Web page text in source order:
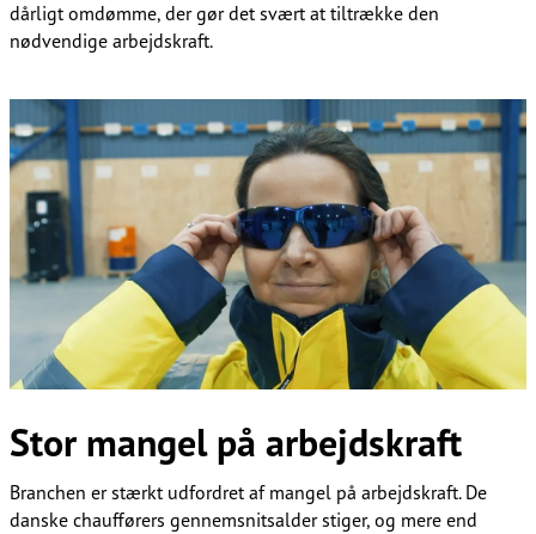
dårligt omdømme, der gør det svært at tiltrække den
nødvendige arbejdskraft.​​​​‌ ‍ ​‍​‍‌‍ ‌ ​‍‌‍‍‌‌‍‌ ‌‍‍‌‌‍ ‍​‍​‍​ ‍‍​‍​‍‌ ​ ‌‍​‌‌‍ ‍‌‍‍‌‌ ‌​‌ ‍‌​‍ ‍‌‍‍‌‌‍ ​‍​‍​‍ ​​‍​‍‌‍‍​‌ ​‍‌‍‌‌‌‍‌‍​‍​‍​ ‍‍​‍​‍‌‍‍​‌ ‌​‌ ‌​‌ ​​‌ ​ ​ ‍‍​‍ ​‍ ‌ ‌​‌ ‌‌​‍ ‍‌ ​ ‌‍​‌‌‍ ‍‌‍‍‌‌ ‌​‌ ‍‌​‍ ‍‌ ​ ‌ ‌​‌ ‌‌‌‍‌​‌‍‍‌‌‍ ​‍ ‌‍‍‌‌‍ ‍‌ ‌​‌‍‌‌‌‍ ‍‌ ‌​​‍ ‌‍‌‌‌‍‌​‌‍‍‌‌ ‌​​‍ ‌‍ ‌‌‍ ‌‍‌​‌‍‌‌​ ‌‌ ​​‌ ​‍‌‍‌‌‌ ​ ‌‍‌‌‌‍ ‍‌ ‌​‌‍​‌‌ ‌​‌‍‍‌‌‍ ‌‍ ‍​ ‍ ‌‍‍‌‌‍‌​​ ‌‌ ​​‌‍​‌‌‍‌ ‌‍‌‌​‍ ‌‌‍‍‍‌‍ ‌‍​‍​‍ ‌‌‍‍‌​‍ ‌‌ ‌​‌ ​‍‌‍​‌‌‍ ‍‌ ​ ‌ ​​‌‍ ‌ ​‍‌ ‌​​ ‍ ‌ ‌​‌ ‍‌‌ ​​‌‍‌‌​ ‌‌ ​​‌‍​‌‌‍‌ ‌‍‌‌​ ‍ ‌ ​​‌‍​‌‌ ‌​‌‍‍​​ ‌‌ ​ ‌‍‌‌‌‍​ ‌ ‌​‌‍‍‌‌‍ ‌‍ ‍‌ ​ ​‍‌‌​ ‌‌‌​​‍‌‌ ‌‍‍ ‌‍‌‌‌ ‍‌​‍‌‌​ ​ ‌​‌​​‍‌‌​ ​ ‌​‌​​‍‌‌​ ​‍​ ​‍​ ​ ​ ‌ ‌‍‌​​ ‌‌​ ​ ​ ‍​‌‍​ ‌‍​‌​‍‌‌​ ​‍​ ​‍​‍‌‌​ ‌‌‌​‌​​‍ ‍‌‍​ ‌‍ ‌‍ ‍‌ ‌​‌‍‌‌‌‍ ‍‌ ‌​​‍‌‌​ ‌‌‌​​‍‌‌ ‌‍‍ ‌‍‌‌‌ ‍‌​‍‌‌​ ​ ‌​‌​​‍‌‌​ ​ ‌​‌​​‍‌‌​ ​‍​ ​‍‌‍​ ​ ‍​​ ​​​ ‍​‌‍​ ​ ‍‌​ ‌‌​ ‌ ​‍‌‌​ ​‍​ ​‍​‍‌‌​ ‌‌‌​‌​​‍ ‍‌‍​‍‌‍ ‌‍‌​‌ ‍‌​‍‌‌​ ‌‌‌​​‍‌‌ ‌‍‍ ‌‍‌‌‌ ‍‌​‍‌‌​ ​ ‌​‌​​‍‌‌​ ​ ‌​‌​​‍‌‌​ ​‍​ ​‍​ ‍‌‌‍‌‍​ ​ ​ ‌‍​ ​​‌‍​‍​ ​​​ ‍​​‍‌‌​ ​‍​ ​‍​‍‌‌​ ‌‌‌​‌​​‍ ‍‌‍​ ‌‍‍​‌‍‍‌‌‍ ​‌‍‌​‌ ​‍‌‍‌‌‌‍ ‍​‍‌‌​ ‌‌‌​​‍‌‌ ‌‍‍ ‌‍‌‌‌ ‍‌​‍‌‌​ ​ ‌​‌​​‍‌‌​ ​ ‌​‌​​‍‌‌​ ​‍​ ​‍​ ‌‌​ ‌‌​ ​‍‌‍​‌​ ‌ ​ ‍​‌‍​‌‌‍‌​​‍‌‌​ ​‍​ ​‍​‍‌‌​ ‌‌‌​‌​​‍ ‍‌ ‌​‌‍‌‌‌ ‍​‌ ‌​​ ‌‍​‍‌‍​‌‌ ​ ‌‍‌‌‌‌‌‌‌ ​‍‌‍ ​​ ‌‌‍‍​‌ ‌​‌ ‌​‌ ​​‌ ​ ​‍‌‌​ ​ ‌​​‌​‍‌‌​ ​‍‌​‌‍​‍‌‌​ ​‍‌​‌‍‌ ‌​‌ ‌‌​‍ ‍‌ ​ ‌‍​‌‌‍ ‍‌‍‍‌‌ ‌​‌ ‍‌​‍ ‍‌ ​ ‌ ‌​‌ ‌‌‌‍‌​‌‍‍‌‌‍ ​‍‌‍‌‍‍‌‌‍‌​​ ‌‌ ​​‌‍​‌‌‍‌ ‌‍‌‌​‍ ‌‌‍‍‍‌‍ ‌‍​‍​‍ ‌‌‍‍‌​‍ ‌‌ ‌​‌ ​‍‌‍​‌‌‍ ‍‌ ​ ‌ ​​‌‍ ‌ ​‍‌ ‌​​‍‌‍‌ ‌​‌ ‍‌‌ ​​‌‍‌‌​ ‌‌ ​​‌‍​‌‌‍‌ ‌‍‌‌​‍‌‍‌ ​​‌‍​‌‌ ‌​‌‍‍​​ ‌‌ ​ ‌‍‌‌‌‍​ ‌ ‌​‌‍‍‌‌‍ ‌‍ ‍‌ ​ ​‍‌‌​ ‌‌‌​​‍‌‌ ‌‍‍ ‌‍‌‌‌ ‍‌​‍‌‌​ ​ ‌​‌​​‍‌‌​ ​ ‌​‌​​‍‌‌​ ​‍​ ​‍​ ​ ​ ‌ ‌‍‌​​ ‌‌​ ​ ​ ‍​‌‍​ ‌‍​‌​‍‌‌​ ​‍​ ​‍​‍‌‌​ ‌‌‌​‌​​‍ ‍‌‍​ ‌‍ ‌‍ ‍‌ ‌​‌‍‌‌‌‍ ‍‌ ‌​​‍‌‌​ ‌‌‌​​‍‌‌ ‌‍‍ ‌‍‌‌‌ ‍‌​‍‌‌​ ​ ‌​‌​​‍‌‌​ ​ ‌​‌​​‍‌‌​ ​‍​ ​‍‌‍​ ​ ‍​​ ​​​ ‍​‌‍​ ​ ‍‌​ ‌‌​ ‌ ​‍‌‌​ ​‍​ ​‍​‍‌‌​ ‌‌‌​‌​​‍ ‍‌‍​‍‌‍ ‌‍‌​‌ ‍‌​‍‌‌​ ‌‌‌​​‍‌‌ ‌‍‍ ‌‍‌‌‌ ‍‌​‍‌‌​ ​ ‌​‌​​‍‌‌​ ​ ‌​‌​​‍‌‌​ ​‍​ ​‍​ ‍‌‌‍‌‍​ ​ ​ ‌‍​ ​​‌‍​‍​ ​​​ ‍​​‍‌‌​ ​‍​ ​‍​‍‌‌​ ‌‌‌​‌​​‍ ‍‌‍​ ‌‍‍​‌‍‍‌‌‍ ​‌‍‌​‌ ​‍‌‍‌‌‌‍ ‍​‍‌‌​ ‌‌‌​​‍‌‌ ‌‍‍ ‌‍‌‌‌ ‍‌​‍‌‌​ ​ ‌​‌​​‍‌‌​ ​ ‌​‌​​‍‌‌​ ​‍​ ​‍​ ‌‌​ ‌‌​ ​‍‌‍​‌​ ‌ ​ ‍​‌‍​‌‌‍‌​​‍‌‌​ ​‍​ ​‍​‍‌‌​ ‌‌‌​‌​​‍ ‍‌ ‌​‌‍‌‌‌ ‍​‌ ‌​​‍‌‍‌ ​​‌‍‌‌‌ ​‍‌ ​ ‌ ​​‌‍‌‌‌‍​ ‌ ‌​‌‍‍‌‌ ‌‍‌‍‌‌​ ‌‌ ​​‌ ‌‌‌‍​‍‌‍ ​‌‍‍‌‌ ​ ‌‍‍​‌‍‌‌‌‍‌​​‍​‍‌ ‌
Stor mangel på arbejdskraft​​​​‌ ‍ ​‍​‍‌‍ ‌ ​‍‌‍‍‌‌‍‌ ‌‍‍‌‌‍ ‍​‍​‍​ ‍‍​‍​‍‌ ​ ‌‍​‌‌‍ ‍‌‍‍‌‌ ‌​‌ ‍‌​‍ ‍‌‍‍‌‌‍ ​‍​‍​‍ ​​‍​‍‌‍‍​‌ ​‍‌‍‌‌‌‍‌‍​‍​‍​ ‍‍​‍​‍‌‍‍​‌ ‌​‌ ‌​‌ ​​‌ ​ ​ ‍‍​‍ ​‍ ‌ ‌​‌ ‌‌​‍ ‍‌ ​ ‌‍​‌‌‍ ‍‌‍‍‌‌ ‌​‌ ‍‌​‍ ‍‌ ​ ‌ ‌​‌ ‌‌‌‍‌​‌‍‍‌‌‍ ​‍ ‌‍‍‌‌‍ ‍‌ ‌​‌‍‌‌‌‍ ‍‌ ‌​​‍ ‌‍‌‌‌‍‌​‌‍‍‌‌ ‌​​‍ ‌‍ ‌‌‍ ‌‍‌​‌‍‌‌​ ‌‌ ​​‌ ​‍‌‍‌‌‌ ​ ‌‍‌‌‌‍ ‍‌ ‌​‌‍​‌‌ ‌​‌‍‍‌‌‍ ‌‍ ‍​ ‍ ‌‍‍‌‌‍‌​​ ‌‌ ​​‌‍​‌‌‍‌ ‌‍‌‌​‍ ‌‌‍‍‍‌‍ ‌‍​‍​‍ ‌‌‍‍‌​‍ ‌‌ ‌​‌ ​‍‌‍​‌‌‍ ‍‌ ​ ‌ ​​‌‍ ‌ ​‍‌ ‌​​ ‍ ‌ ‌​‌ ‍‌‌ ​​‌‍‌‌​ ‌‌ ​​‌‍​‌‌‍‌ ‌‍‌‌​ ‍ ‌ ​​‌‍​‌‌ ‌​‌‍‍​​ ‌‌ ​ ‌‍‌‌‌‍​ ‌ ‌​‌‍‍‌‌‍ ‌‍ ‍‌ ​ ​‍‌‌​ ‌‌‌​​‍‌‌ ‌‍‍ ‌‍‌‌‌ ‍‌​‍‌‌​ ​ ‌​‌​​‍‌‌​ ​ ‌​‌​​‍‌‌​ ​‍​ ​‍​ ‌​​ ​​‌‍​‍‌‍‌‌​ ‌‍​ ​ ​ ​​​ ‌​​‍‌‌​ ​‍​ ​‍​‍‌‌​ ‌‌‌​‌​​‍ ‍‌‍​ ‌‍ ‌‍ ‍‌ ‌​‌‍‌‌‌‍ ‍‌ ‌​​‍‌‌​ ‌‌‌​​‍‌‌ ‌‍‍ ‌‍‌‌‌ ‍‌​‍‌‌​ ​ ‌​‌​​‍‌‌​ ​ ‌​‌​​‍‌‌​ ​‍​ ​‍​ ​‍​ ‌​‌‍​ ‌‍​ ​ ​‍​ ​ ​ ‌‌​ ‍​​‍‌‌​ ​‍​ ​‍​‍‌‌​ ‌‌‌​‌​​‍ ‍‌‍​‍‌‍ ​‌‍ ‌‍​ ‌‍‍ ‌ ​ ​‍‌‌​ ‌‌‌​​‍‌‌ ‌‍‍ ‌‍‌‌‌ ‍‌​‍‌‌​ ​ ‌​‌​​‍‌‌​ ​ ‌​‌​​‍‌‌​ ​‍​ ​‍​ ​ ‌‍​‌‌‍​‍‌‍​‍​ ‌‍‌‍‌‌​ ‌​​ ​ ​ ​ ​ ‍​‌‍​‌​ ​‍​‍‌‌​ ​‍​ ​‍​‍‌‌​ ‌‌‌​‌​​‍ ‍‌‍​‍‌‍ ‌‍‌​‌ ‍‌​‍‌‌​ ‌‌‌​​‍‌‌ ‌‍‍ ‌‍‌‌‌ ‍‌​‍‌‌​ ​ ‌​‌​​‍‌‌​ ​ ‌​‌​​‍‌‌​ ​‍​ ​‍​ ‍​​ ​ ​ ‌ ‌‍​‌​ ‌​​ ‌ ‌‍​‍‌‍​‍​ ‌​‌‍‌​​ ‍​‌‍​‌​‍‌‌​ ​‍​ ​‍​‍‌‌​ ‌‌‌​‌​​‍ ‍‌‍​ ‌‍‍​‌‍‍‌‌‍ ​‌‍‌​‌ ​‍‌‍‌‌‌‍ ‍​‍‌‌​ ‌‌‌​​‍‌‌ ‌‍‍ ‌‍‌‌‌ ‍‌​‍‌‌​ ​ ‌​‌​​‍‌‌​ ​ ‌​‌​​‍‌‌​ ​‍​ ​‍‌‍‌‍​ ‌​​ ‌​​ ‌‌​ ​‌‌‍​‍​ ‌ ​ ‌‍​ ​‍​ ​​​ ‍‌​ ​‌​‍‌‌​ ​‍​ ​‍​‍‌‌​ ‌‌‌​‌​​‍ ‍‌ ‌​‌‍‌‌‌ ‍​‌ ‌​​ ‌‍​‍‌‍​‌‌ ​ ‌‍‌‌‌‌‌‌‌ ​‍‌‍ ​​ ‌‌‍‍​‌ ‌​‌ ‌​‌ ​​‌ ​ ​‍‌‌​ ​ ‌​​‌​‍‌‌​ ​‍‌​‌‍​‍‌‌​ ​‍‌​‌‍‌ ‌​‌ ‌‌​‍ ‍‌ ​ ‌‍​‌‌‍ ‍‌‍‍‌‌ ‌​‌ ‍‌​‍ ‍‌ ​ ‌ ‌​‌ ‌‌‌‍‌​‌‍‍‌‌‍ ​‍‌‍‌‍‍‌‌‍‌​​ ‌‌ ​​‌‍​‌‌‍‌ ‌‍‌‌​‍ ‌‌‍‍‍‌‍ ‌‍​‍​‍ ‌‌‍‍‌​‍ ‌‌ ‌​‌ ​‍‌‍​‌‌‍ ‍‌ ​ ‌ ​​‌‍ ‌ ​‍‌ ‌​​‍‌‍‌ ‌​‌ ‍‌‌ ​​‌‍‌‌​ ‌‌ ​​‌‍​‌‌‍‌ ‌‍‌‌​‍‌‍‌ ​​‌‍​‌‌ ‌​‌‍‍​​ ‌‌ ​ ‌‍‌‌‌‍​ ‌ ‌​‌‍‍‌‌‍ ‌‍ ‍‌ ​ ​‍‌‌​ ‌‌‌​​‍‌‌ ‌‍‍ ‌‍‌‌‌ ‍‌​‍‌‌​ ​ ‌​‌​​‍‌‌​ ​ ‌​‌​​‍‌‌​ ​‍​ ​‍​ ‌​​ ​​‌‍​‍‌‍‌‌​ ‌‍​ ​ ​ ​​​ ‌​​‍‌‌​ ​‍​ ​‍​‍‌‌​ ‌‌‌​‌​​‍ ‍‌‍​ ‌‍ ‌‍ ‍‌ ‌​‌‍‌‌‌‍ ‍‌ ‌​​‍‌‌​ ‌‌‌​​‍‌‌ ‌‍‍ ‌‍‌‌‌ ‍‌​‍‌‌​ ​ ‌​‌​​‍‌‌​ ​ ‌​‌​​‍‌‌​ ​‍​ ​‍​ ​‍​ ‌​‌‍​ ‌‍​ ​ ​‍​ ​ ​ ‌‌​ ‍​​‍‌‌​ ​‍​ ​‍​‍‌‌​ ‌‌‌​‌​​‍ ‍‌‍​‍‌‍ ​‌‍ ‌‍​ ‌‍‍ ‌ ​ ​‍‌‌​ ‌‌‌​​‍‌‌ ‌‍‍ ‌‍‌‌‌ ‍‌​‍‌‌​ ​ ‌​‌​​‍‌‌​ ​ ‌​‌​​‍‌‌​ ​‍​ ​‍​ ​ ‌‍​‌‌‍​‍‌‍​‍​ ‌‍‌‍‌‌​ ‌​​ ​ ​ ​ ​ ‍​‌‍​‌​ ​‍​‍‌‌​ ​‍​ ​‍​‍‌‌​ ‌‌‌​‌​​‍ ‍‌‍​‍‌‍ ‌‍‌​‌ ‍‌​‍‌‌​ ‌‌‌​​‍‌‌ ‌‍‍ ‌‍‌‌‌ ‍‌​‍‌‌​ ​ ‌​‌​​‍‌‌​ ​ ‌​‌​​‍‌‌​ ​‍​ ​‍​ ‍​​ ​ ​ ‌ ‌‍​‌​ ‌​​ ‌ ‌‍​‍‌‍​‍​ ‌​‌‍‌​​ ‍​‌‍​‌​‍‌‌​ ​‍​ ​‍​‍‌‌​ ‌‌‌​‌​​‍ ‍‌‍​ ‌‍‍​‌‍‍‌‌‍ ​‌‍‌​‌ ​‍‌‍‌‌‌‍ ‍​‍‌‌​ ‌‌‌​​‍‌‌ ‌‍‍ ‌‍‌‌‌ ‍‌​‍‌‌​ ​ ‌​‌​​‍‌‌​ ​ ‌​‌​​‍‌‌​ ​‍​ ​‍‌‍‌‍​ ‌​​ ‌​​ ‌‌​ ​‌‌‍​‍​ ‌ ​ ‌‍​ ​‍​ ​​​ ‍‌​ ​‌​‍‌‌​ ​‍​ ​‍​‍‌‌​ ‌‌‌​‌​​‍ ‍‌ ‌​‌‍‌‌‌ ‍​‌ ‌​​‍‌‍‌ ​​‌‍‌‌‌ ​‍‌ ​ ‌ ​​‌‍‌‌‌‍​ ‌ ‌​‌‍‍‌‌ ‌‍‌‍‌‌​ ‌‌ ​​‌ ‌‌‌‍​‍‌‍ ​‌‍‍‌‌ ​ ‌‍‍​‌‍‌‌‌‍‌​​‍​‍‌ ‌
Branchen er stærkt udfordret af mangel på arbejdskraft. De
danske chaufførers gennemsnitsalder stiger, og mere end